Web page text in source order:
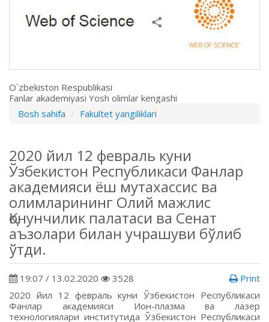
O`zbekiston Respublikasi
Fanlar akademiyasi Yosh olimlar kengashi
Bosh sahifa
Fakultet yangiliklari
2020 йил 12 февраль куни
Ўзбекистон Республикаси Фанлар
академияси ёш мутахассис ва
олимларининг Олий мажлис
Қонунчилик палатаси ва Сенат
аъзолари билан учрашуви бўлиб
ўтди.
19:07 / 13.02.2020 3528
Print
2020 йил 12 февраль куни Ўзбекистон Республикаси
Фанлар академияси Ион-плазма ва лазер
технологиялари институтида Ўзбекистон Республикаси